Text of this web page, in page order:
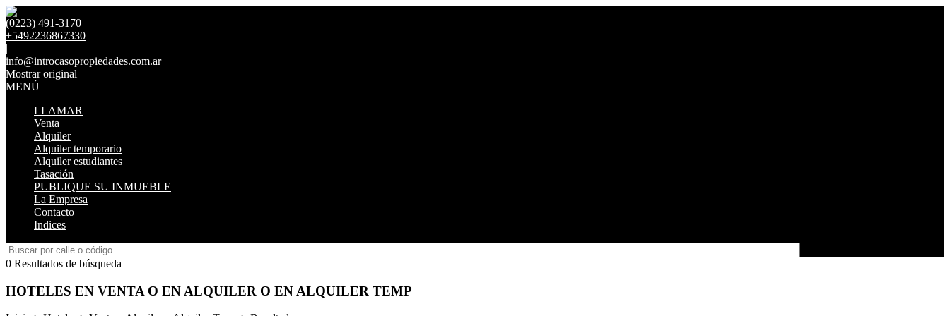
(0223) 491-3170
+5492236867330
|
info@introcasopropiedades.com.ar
Mostrar original
MENÚ
LLAMAR
Venta
Alquiler
Alquiler temporario
Alquiler estudiantes
Tasación
PUBLIQUE SU INMUEBLE
La Empresa
Contacto
Indices
0 Resultados de búsqueda
HOTELES EN VENTA O EN ALQUILER O EN ALQUILER TEMP